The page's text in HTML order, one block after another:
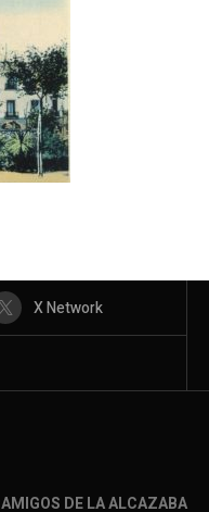
X Network
AMIGOS DE LA ALCAZABA